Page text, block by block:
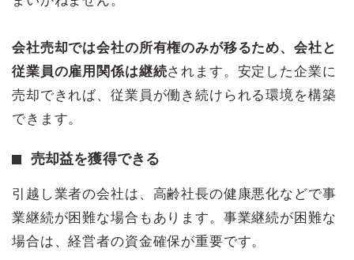
会社売却では会社の所有権のみが移るため、会社と
従業員の雇用関係は継続されます。安定した企業に
売却できれば、従業員が働き続けられる環境を構築
できます。
売却益を獲得できる
引越し業者の会社は、高齢社長の健康悪化などで事
業継続が困難な場合もあります。事業継続が困難な
場合は、経営者の資金確保が重要です。